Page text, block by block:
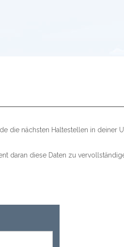
die nächsten Haltestellen in deiner
daran diese Daten zu